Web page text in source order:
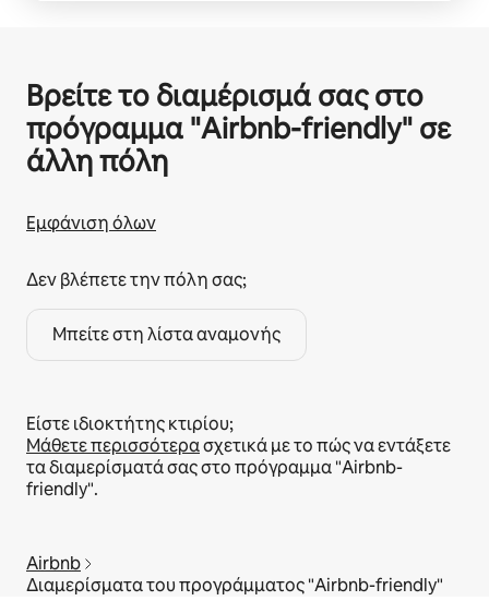
Βρείτε το διαμέρισμά σας στο
πρόγραμμα "Airbnb-friendly" σε
άλλη πόλη
Εμφάνιση όλων
Δεν βλέπετε την πόλη σας;
Μπείτε στη λίστα αναμονής
Είστε ιδιοκτήτης κτιρίου;
Μάθετε περισσότερασχετικά με το πώς να εντάξετε
τα διαμερίσματά σας στο πρόγραμμα "Airbnb-
friendly".
Airbnb
Διαμερίσματα του προγράμματος "Airbnb-friendly"